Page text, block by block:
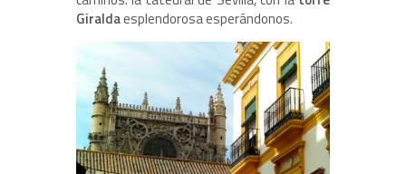
Giraldaesplendorosa esperándonos.